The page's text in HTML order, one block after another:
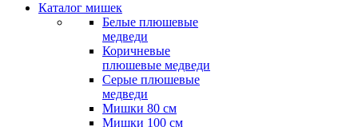
Каталог мишек
Белые плюшевые
медведи
Коричневые
плюшевые медведи
Серые плюшевые
медведи
Мишки 80 см
Мишки 100 см